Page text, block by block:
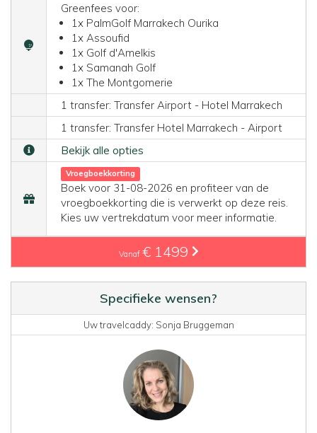
Greenfees voor:
1x PalmGolf Marrakech Ourika
1x Assoufid
1x Golf d'Amelkis
1x Samanah Golf
1x The Montgomerie
1 transfer: Transfer Airport - Hotel Marrakech
1 transfer: Transfer Hotel Marrakech - Airport
Bekijk alle opties
Vroegboekkorting
Boek voor 31-08-2026 en profiteer van de
vroegboekkorting die is verwerkt op deze reis.
Kies uw vertrekdatum voor meer informatie.
Vanaf € 1499
Specifieke wensen?
Uw travelcaddy: Sonja Bruggeman